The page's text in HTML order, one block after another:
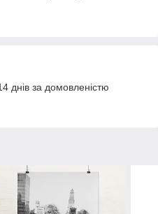
днів за домовленістю